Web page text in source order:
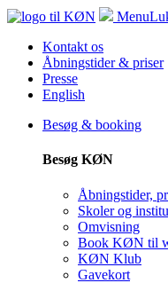
Menu
Kontakt os
Åbningstider & priser
Presse
English
Besøg & booking
Besøg KØN
Åbningstider,
Skoler og
Omvisning
Book KØN til
KØN Klub
Gavekort